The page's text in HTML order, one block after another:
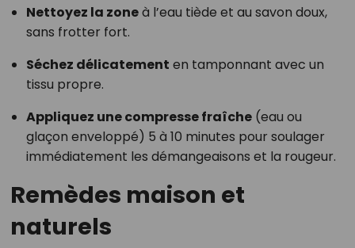
Nettoyez la zoneà l’eau tiède et au savon doux,
sans frotter fort.
Séchez délicatement en tamponnant avec un
tissu propre.
Appliquez une compresse fraîche(eau ou
glaçon enveloppé) 5 à 10 minutes pour soulager
immédiatement les démangeaisons et la rougeur.
Remèdes maison et
naturels